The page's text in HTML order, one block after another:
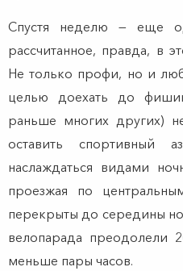
Спустя неделю — еще
рассчитанное, правда, в
Не только профи, но и
целью доехать до
раньше многих других)
оставить спортивный
наслаждаться видами
проезжая по
перекрыты до середины
велопарада преодолели
меньше пары часов.